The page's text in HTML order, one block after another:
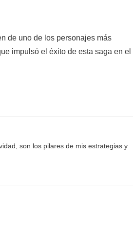
de uno de los personajes más
impulsó el éxito de esta saga en el
son los pilares de mis estrategias y